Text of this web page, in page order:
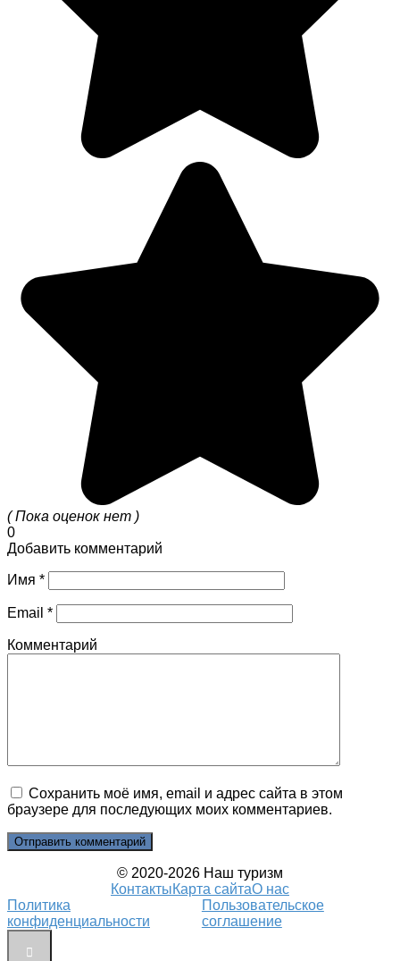
( Пока оценок нет )
0
Добавить комментарий
Имя *
Email *
Комментарий
Сохранить моё имя, email и адрес сайта в этом
браузере для последующих моих комментариев.
© 2020-2026 Наш туризм
КонтактыКарта сайтаО нас
Политика
конфиденциальности
Пользовательское
соглашение